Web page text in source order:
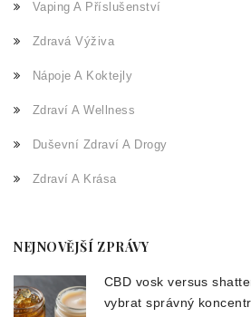
Vaping A Příslušenství
Zdravá Výživa
Nápoje A Koktejly
Zdraví A Wellness
Duševní Zdraví A Drogy
Zdraví A Krása
NEJNOVĚJŠÍ ZPRÁVY
CBD vosk versus
vybrat správný